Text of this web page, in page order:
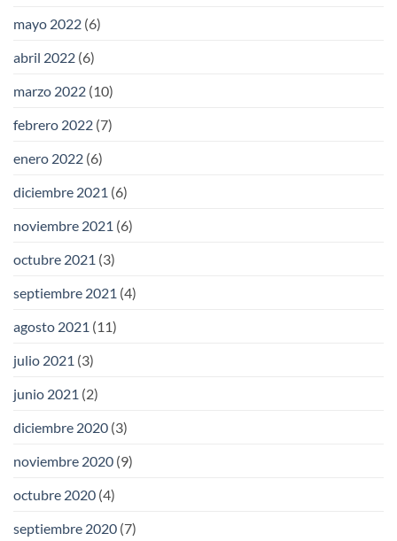
mayo 2022 (6)
abril 2022 (6)
marzo 2022 (10)
febrero 2022 (7)
enero 2022 (6)
diciembre 2021 (6)
noviembre 2021 (6)
octubre 2021 (3)
septiembre 2021 (4)
agosto 2021 (11)
julio 2021 (3)
junio 2021 (2)
diciembre 2020 (3)
noviembre 2020 (9)
octubre 2020 (4)
septiembre 2020 (7)